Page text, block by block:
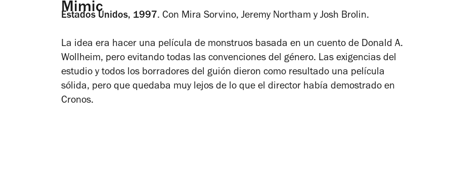
Mimic
Estados Unidos, 1997 . Con Mira Sorvino, Jeremy Northam y Josh Brolin.
La idea era hacer una película de monstruos basada en un cuento de Donald A.
Wollheim, pero evitando todas las convenciones del género. Las exigencias del
estudio y todos los borradores del guión dieron como resultado una película
sólida, pero que quedaba muy lejos de lo que el director había demostrado en
Cronos.